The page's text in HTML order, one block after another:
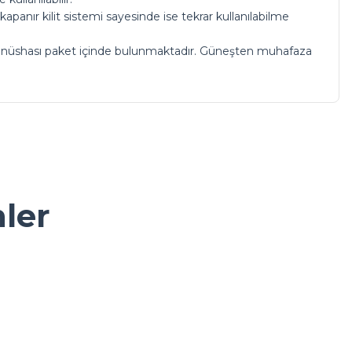
kilit sistemi sayesinde ise tekrar kullanılabilme
paket içinde bulunmaktadır. Güneşten muhafaza